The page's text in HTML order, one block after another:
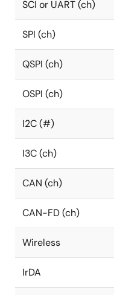
SCI or UART (ch)
SPI (ch)
QSPI (ch)
OSPI (ch)
I2C (#)
I3C (ch)
CAN (ch)
CAN-FD (ch)
Wireless
IrDA